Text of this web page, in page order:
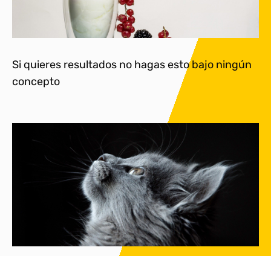
Si quieres resultados no hagas esto bajo ningún
concepto